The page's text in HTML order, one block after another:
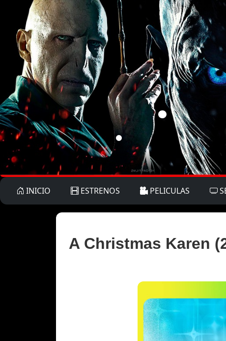
INICIO ESTRENOS PELICULAS
A Christmas Karen